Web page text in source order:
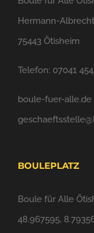
Hermann-
75443 Ötisheim
Telefon: 07041
boule-fuer-alle.de
BOULEPLATZ
Boule für Alle
48.967595,